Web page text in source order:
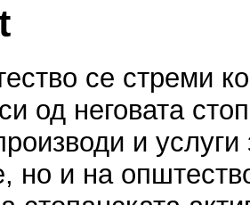
се стреми
од неговата
и
но и на